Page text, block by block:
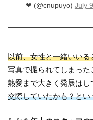
— ❤︎ (@cnupuyo) July
以前、女性と一緒いいる
写真で撮られてしまっ
熱愛まで大きく発展はし
交際していたかも？と